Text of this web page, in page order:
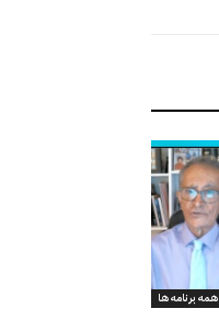
همه برنامه ها